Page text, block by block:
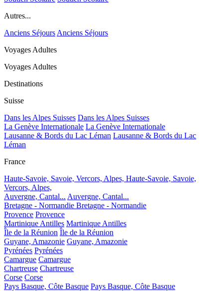
Autres...
Anciens Séjours Anciens Séjours
Voyages Adultes
Voyages Adultes
Destinations
Suisse
Dans les Alpes Suisses Dans les Alpes Suisses
La Genève Internationale La Genève Internationale
Lausanne & Bords du Lac Léman Lausanne & Bords du Lac
Léman
France
Haute-Savoie, Savoie, Vercors, Alpes, Haute-Savoie, Savoie,
Vercors, Alpes,
Auvergne, Cantal... Auvergne, Cantal...
Bretagne - Normandie Bretagne - Normandie
Provence Provence
Martinique Antilles Martinique Antilles
Île de la Réunion Île de la Réunion
Guyane, Amazonie Guyane, Amazonie
Pyrénées Pyrénées
Camargue Camargue
Chartreuse Chartreuse
Corse Corse
Pays Basque, Côte Basque Pays Basque, Côte Basque